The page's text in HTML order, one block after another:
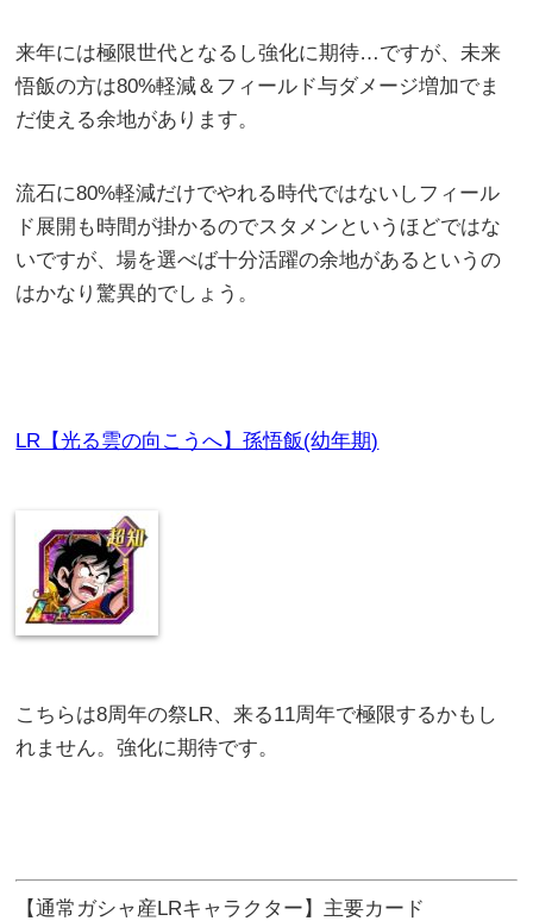
来年には極限世代となるし強化に期待…ですが、未来
悟飯の方は80%軽減＆フィールド与ダメージ増加でま
だ使える余地があります。
流石に80%軽減だけでやれる時代ではないしフィール
ド展開も時間が掛かるのでスタメンというほどではな
いですが、場を選べば十分活躍の余地があるというの
はかなり驚異的でしょう。
LR【光る雲の向こうへ】孫悟飯(幼年期)
こちらは8周年の祭LR、来る11周年で極限するかもし
れません。強化に期待です。
【通常ガシャ産LRキャラクター】主要カード